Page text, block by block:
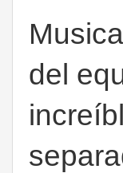
del